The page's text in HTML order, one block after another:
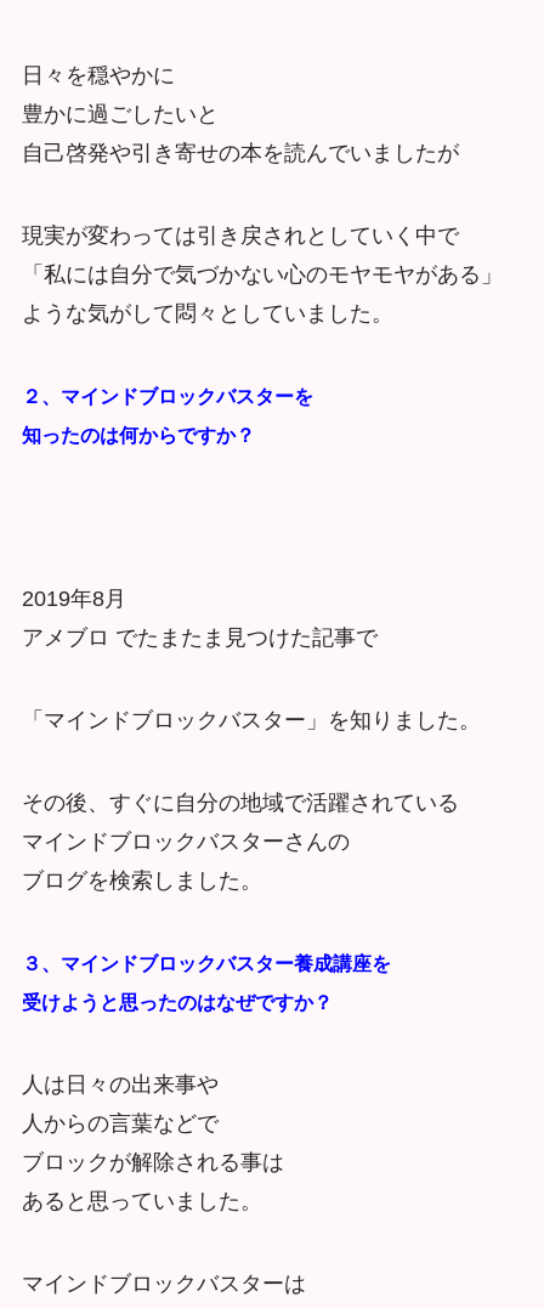
日々を穏やかに
豊かに過ごしたいと
自己啓発や引き寄せの本を読んでいましたが
現実が変わっては引き戻されとしていく中で
「私には自分で気づかない心のモヤモヤがある」
ような気がして悶々としていました。
２、マインドブロックバスターを
知ったのは何からですか？
2019年8月
アメブロ でたまたま見つけた記事で
「マインドブロックバスター」を知りました。
その後、すぐに自分の地域で活躍されている
マインドブロックバスターさんの
ブログを検索しました。
３、マインドブロックバスター養成講座を
受けようと思ったのはなぜですか？
人は日々の出来事や
人からの言葉などで
ブロックが解除される事は
あると思っていました。
マインドブロックバスターは